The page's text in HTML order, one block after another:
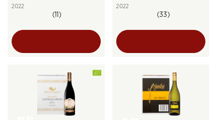
2022
(11)
Toscana IGT
2022
(33)